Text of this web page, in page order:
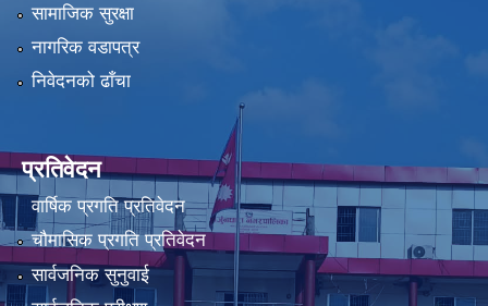
सामाजिक सुरक्षा
नागरिक वडापत्र
निवेदनको ढाँचा
प्रतिवेदन
वार्षिक प्रगति प्रतिवेदन
चौमासिक प्रगति प्रतिवेदन
सार्वजनिक सुनुवाई